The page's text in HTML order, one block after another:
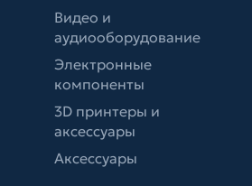
Видео и
аудиооборудование
Электронные
компоненты
3D принтеры и
аксессуары
Аксессуары